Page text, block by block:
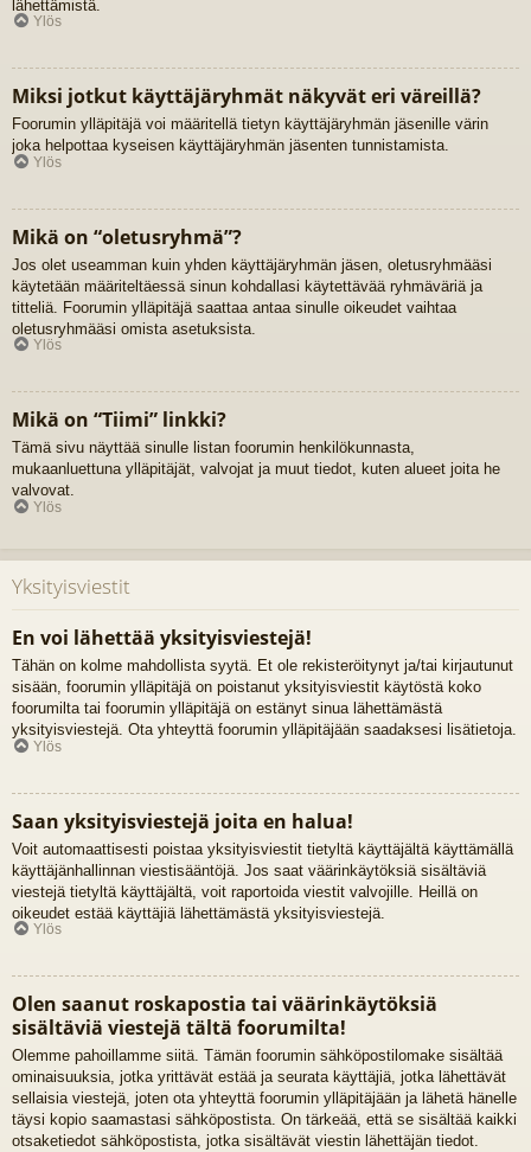
lähettämistä.
Ylös
Miksi jotkut käyttäjäryhmät näkyvät eri väreillä?
Foorumin ylläpitäjä voi määritellä tietyn käyttäjäryhmän jäsenille värin
joka helpottaa kyseisen käyttäjäryhmän jäsenten tunnistamista.
Ylös
Mikä on “oletusryhmä”?
Jos olet useamman kuin yhden käyttäjäryhmän jäsen, oletusryhmääsi
käytetään määriteltäessä sinun kohdallasi käytettävää ryhmäväriä ja
titteliä. Foorumin ylläpitäjä saattaa antaa sinulle oikeudet vaihtaa
oletusryhmääsi omista asetuksista.
Ylös
Mikä on “Tiimi” linkki?
Tämä sivu näyttää sinulle listan foorumin henkilökunnasta,
mukaanluettuna ylläpitäjät, valvojat ja muut tiedot, kuten alueet joita he
valvovat.
Ylös
Yksityisviestit
En voi lähettää yksityisviestejä!
Tähän on kolme mahdollista syytä. Et ole rekisteröitynyt ja/tai kirjautunut
sisään, foorumin ylläpitäjä on poistanut yksityisviestit käytöstä koko
foorumilta tai foorumin ylläpitäjä on estänyt sinua lähettämästä
yksityisviestejä. Ota yhteyttä foorumin ylläpitäjään saadaksesi lisätietoja.
Ylös
Saan yksityisviestejä joita en halua!
Voit automaattisesti poistaa yksityisviestit tietyltä käyttäjältä käyttämällä
käyttäjänhallinnan viestisääntöjä. Jos saat väärinkäytöksiä sisältäviä
viestejä tietyltä käyttäjältä, voit raportoida viestit valvojille. Heillä on
oikeudet estää käyttäjiä lähettämästä yksityisviestejä.
Ylös
Olen saanut roskapostia tai väärinkäytöksiä
sisältäviä viestejä tältä foorumilta!
Olemme pahoillamme siitä. Tämän foorumin sähköpostilomake sisältää
ominaisuuksia, jotka yrittävät estää ja seurata käyttäjiä, jotka lähettävät
sellaisia viestejä, joten ota yhteyttä foorumin ylläpitäjään ja lähetä hänelle
täysi kopio saamastasi sähköpostista. On tärkeää, että se sisältää kaikki
otsaketiedot sähköpostista, jotka sisältävät viestin lähettäjän tiedot.